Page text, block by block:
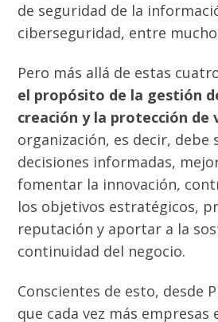
de seguridad de la
ciberseguridad, entre
Pero más allá de estas
el propósito de la gestión
creación y la protección de
organización, es decir,
decisiones informadas,
fomentar la innovación,
los objetivos estratégicos,
reputación y aportar a la
continuidad del negocio.
Conscientes de esto, desde
que cada vez más